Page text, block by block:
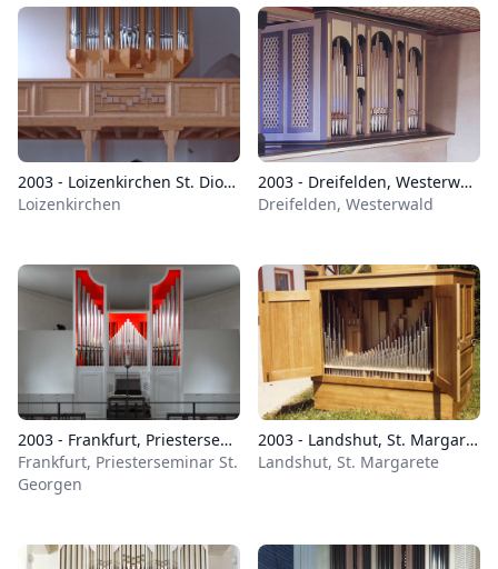
2003 - Loizenkirchen St. Dionysius
Loizenkirchen
2003 - Dreifelden, Westerwald
Dreifelden, Westerwald
2003 - Frankfurt, Priesterseminar St. Georgen
Frankfurt, Priesterseminar St.
Georgen
2003 - Landshut, St. Margarete
Landshut, St. Margarete